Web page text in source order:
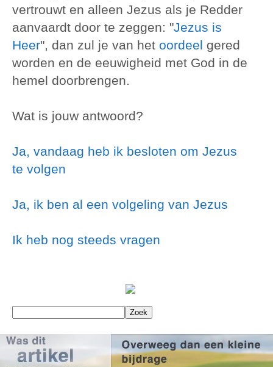
vertrouwt en alleen Jezus als je Redder
aanvaardt door te zeggen: "Jezus is
Heer", dan zul je van het oordeel gered
worden en de eeuwigheid met God in de
hemel doorbrengen.
Wat is jouw antwoord?
Ja, vandaag heb ik besloten om Jezus
te volgen
Ja, ik ben al een volgeling van Jezus
Ik heb nog steeds vragen